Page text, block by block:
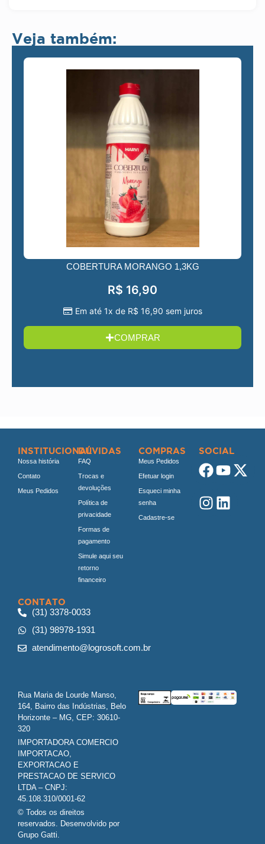
Veja também:
COBERTURA MORANGO 1,3KG
R$ 16,90
Em até 1x de R$ 16,90 sem juros
COMPRAR
INSTITUCIONAL
Nossa história
Contato
Meus Pedidos
DÚVIDAS
FAQ
Trocas e
devoluções
Política de
privacidade
Formas de
pagamento
Simule aqui seu
retorno
financeiro
COMPRAS
Meus Pedidos
Efetuar login
Esqueci minha
senha
Cadastre-se
SOCIAL
CONTATO
(31) 3378-0033
(31) 98978-1931
atendimento@logrosoft.com.br
Rua Maria de Lourde Manso,
164, Bairro das Indústrias, Belo
Horizonte – MG, CEP: 30610-
320
IMPORTADORA COMERCIO
IMPORTACAO,
EXPORTACAO E
PRESTACAO DE SERVICO
LTDA – CNPJ:
45.108.310/0001-62
© Todos os direitos
reservados. Desenvolvido por
Grupo Gatti.